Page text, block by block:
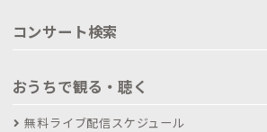
コンサート検索
おうちで観る・聴く
無料ライブ配信スケジュール